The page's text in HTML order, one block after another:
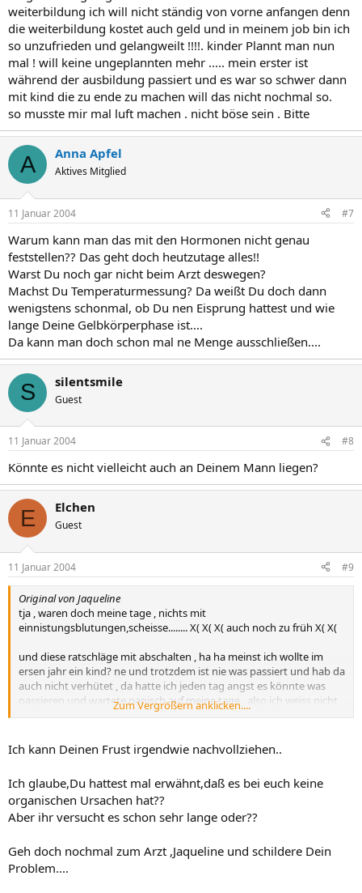
weiterbildung ich will nicht ständig von vorne anfangen denn
die weiterbildung kostet auch geld und in meinem job bin ich
so unzufrieden und gelangweilt !!!!. kinder Plannt man nun
mal ! will keine ungeplannten mehr ..... mein erster ist
während der ausbildung passiert und es war so schwer dann
mit kind die zu ende zu machen will das nicht nochmal so.
so musste mir mal luft machen . nicht böse sein . Bitte
A Anna Apfel
Aktives Mitglied
11 Januar 2004 #7
Warum kann man das mit den Hormonen nicht genau
feststellen?? Das geht doch heutzutage alles!!
Warst Du noch gar nicht beim Arzt deswegen?
Machst Du Temperaturmessung? Da weißt Du doch dann
wenigstens schonmal, ob Du nen Eisprung hattest und wie
lange Deine Gelbkörperphase ist....
Da kann man doch schon mal ne Menge ausschließen....
S silentsmile
Guest
11 Januar 2004 #8
Könnte es nicht vielleicht auch an Deinem Mann liegen?
E Elchen
Guest
11 Januar 2004 #9
Original von Jaqueline
tja , waren doch meine tage , nichts mit
einnistungsblutungen,scheisse........ X( X( X( auch noch zu früh X( X(
und diese ratschläge mit abschalten , ha ha meinst ich wollte im
ersen jahr ein kind? ne und trotzdem ist nie was passiert und hab da
auch nicht verhütet , da hatte ich jeden tag angst es könnte was
passieren und wartete panisch auf meine tage , also ich weiss nicht
ich würde gerne eine zweite lehre anfangen aber dann muss ich ab
juni wieder verhüten also halbe sachen kann ich nicht leiden , denn
mit 34 fang ich dann nicht mehr an und machdann rum bis ich 38
binm,bis es mal klappt! Hab jetzt die Schnautze echt voll , also bin
überzeugt das es bestimmt was mit meinen Hormonen zu tun hat
irgendwelche Entspannungen und urlaub haben wir auch schon
hinter uns und war trotzdem nichts . bin so sauer und wütend und
gefrustet, und mag endlich geregelte sachen entweder kind oder
Zum Vergrößern anklicken....
Ich kann Deinen Frust irgendwie nachvollziehen..
Ich glaube,Du hattest mal erwähnt,daß es bei euch keine
organischen Ursachen hat??
Aber ihr versucht es schon sehr lange oder??
Geh doch nochmal zum Arzt ,Jaqueline und schildere Dein
Problem....